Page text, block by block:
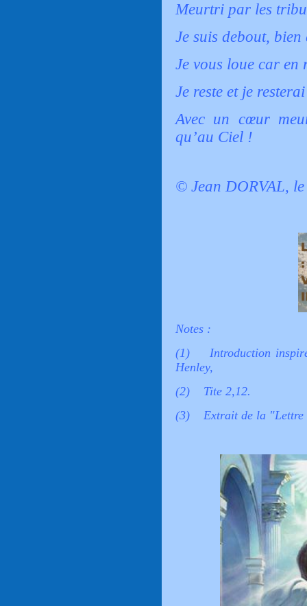
Meurtri par les
Je suis debout, bien
Je vous loue car en
Je reste et je
Avec un cœur
qu’au Ciel !
© Jean DORVAL,
Notes :
(1) Introduction
Henley,
(2) Tite 2,12.
(3) Extrait de la "Lettre